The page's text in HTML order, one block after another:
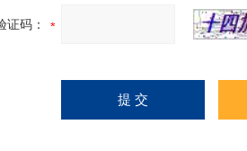
证码：